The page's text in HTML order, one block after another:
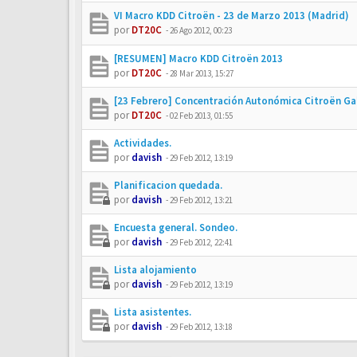
VI Macro KDD Citroën - 23 de Marzo 2013 (Madrid)
porDT20C -26 Ago 2012, 00:23
[RESUMEN] Macro KDD Citroën 2013
porDT20C -28 Mar 2013, 15:27
[23 Febrero] Concentración Autonómica Citroën
porDT20C -02 Feb 2013, 01:55
Actividades.
pordavish -29 Feb 2012, 13:19
Planificacion quedada.
pordavish -29 Feb 2012, 13:21
Encuesta general. Sondeo.
pordavish -29 Feb 2012, 22:41
Lista alojamiento
pordavish -29 Feb 2012, 13:19
Lista asistentes.
pordavish -29 Feb 2012, 13:18